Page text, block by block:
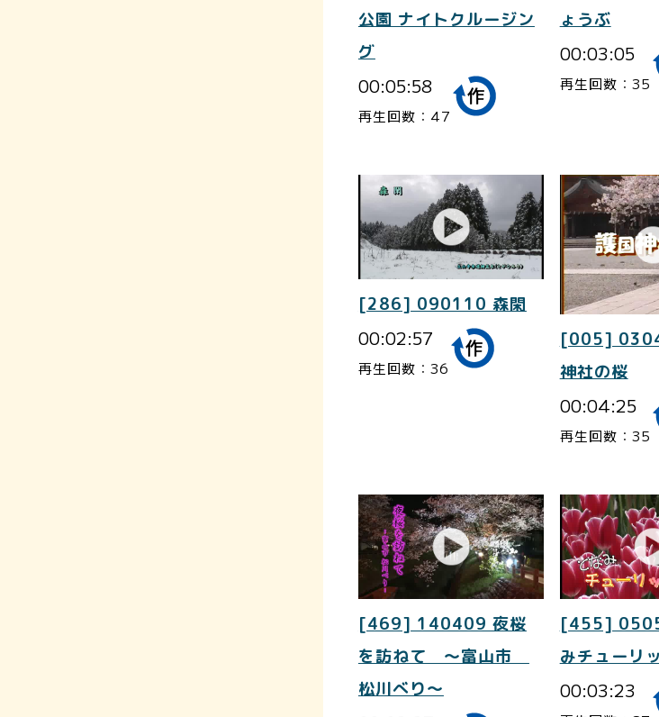
公園 ナイトクルージン
グ
00:05:58
再生回数：47
ょうぶ
00:03:05
再生回数：35
[286] 090110 森閑
00:02:57
再生回数：36
[005]
神社の桜
00:04:25
再生回数：35
[469] 140409 夜桜
を訪ねて ～富山市
松川べり～
[455]
みチューリ
00:03:23